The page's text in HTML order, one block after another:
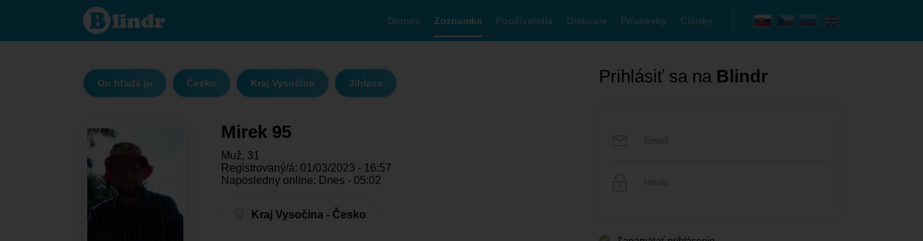
Mirek 95
- On
hľadá ju
Domov Zoznamka Používatelia Diskusie Príspevky Články
On hľadá ju Česko Kraj Vysočina Jihlava
Mirek 95
Muž, 31
Registrovaný/á: 01/03/2023 - 16:57
Naposledny online: Dnes - 05:02
Kraj Vysočina - Česko
Prihlásiť sa na Blindr